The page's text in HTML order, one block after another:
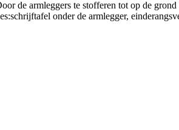
de armleggers te stofferen tot op de
onder de armlegger,